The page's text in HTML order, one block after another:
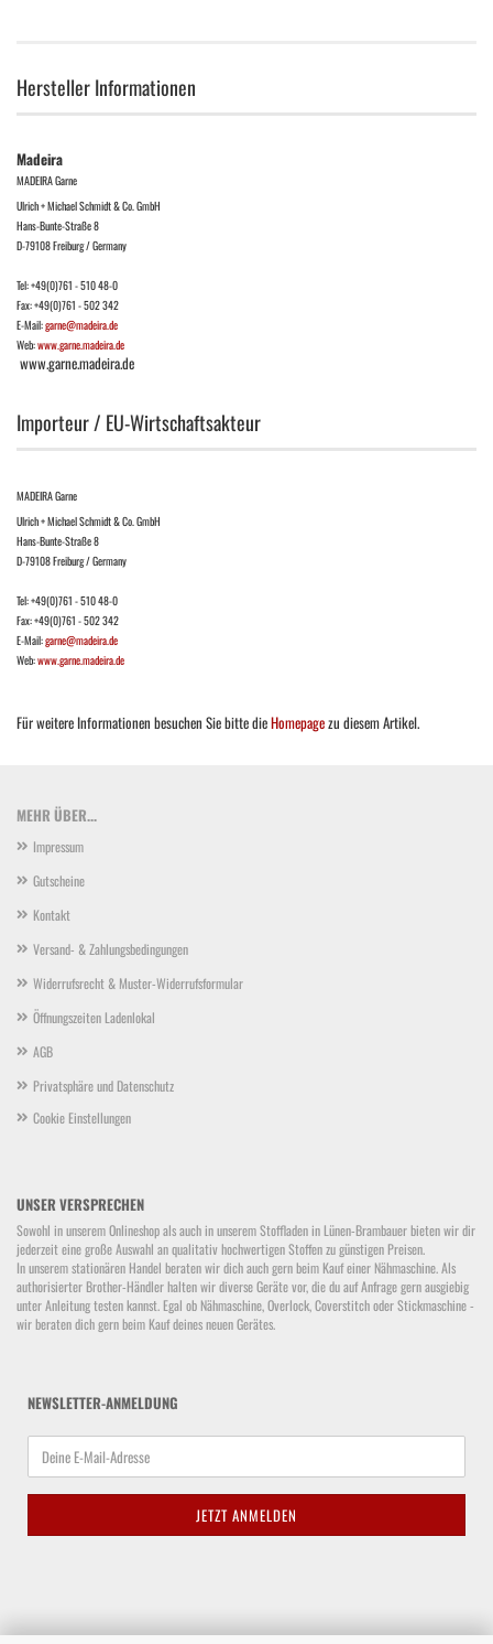
Hersteller Informationen
Madeira
MADEIRA Garne
Ulrich + Michael Schmidt & Co. GmbH
Hans-Bunte-Straße 8
D-79108 Freiburg / Germany
Tel: +49(0)761 - 510 48-0
Fax: +49(0)761 - 502 342
E-Mail:garne@madeira.de
Web:www.garne.madeira.de
www.garne.madeira.de
Importeur / EU-Wirtschaftsakteur
MADEIRA Garne
Ulrich + Michael Schmidt & Co. GmbH
Hans-Bunte-Straße 8
D-79108 Freiburg / Germany
Tel: +49(0)761 - 510 48-0
Fax: +49(0)761 - 502 342
E-Mail:garne@madeira.de
Web:www.garne.madeira.de
Für weitere Informationen besuchen Sie bitte dieHomepagezu diesem Artikel.
MEHR ÜBER...
Impressum
Gutscheine
Kontakt
Versand- & Zahlungsbedingungen
Widerrufsrecht & Muster-Widerrufsformular
Öffnungszeiten Ladenlokal
AGB
Privatsphäre und Datenschutz
Cookie Einstellungen
UNSER VERSPRECHEN
Sowohl in unserem Onlineshop als auch in unserem Stoffladen in Lünen-Brambauer bieten wir dir
jederzeit eine große Auswahl an qualitativ hochwertigen Stoffen zu günstigen Preisen.
In unserem stationären Handel beraten wir dich auch gern beim Kauf einer Nähmaschine. Als
authorisierter Brother-Händler halten wir diverse Geräte vor, die du auf Anfrage gern ausgiebig
unter Anleitung testen kannst. Egal ob Nähmaschine, Overlock, Coverstitch oder Stickmaschine -
wir beraten dich gern beim Kauf deines neuen Gerätes.
NEWSLETTER-ANMELDUNG